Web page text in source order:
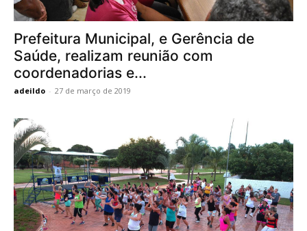
Prefeitura Municipal, e Gerência de
Saúde, realizam reunião com
coordenadorias e...
adeildo - 27 de março de 2019